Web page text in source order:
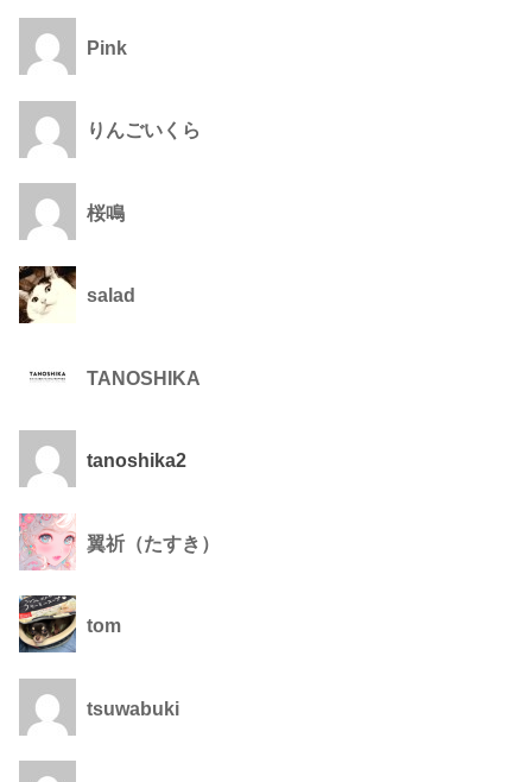
Pink
りんごいくら
桜鳴
salad
TANOSHIKA
tanoshika2
翼祈（たすき）
tom
tsuwabuki